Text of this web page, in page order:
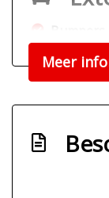
Meer